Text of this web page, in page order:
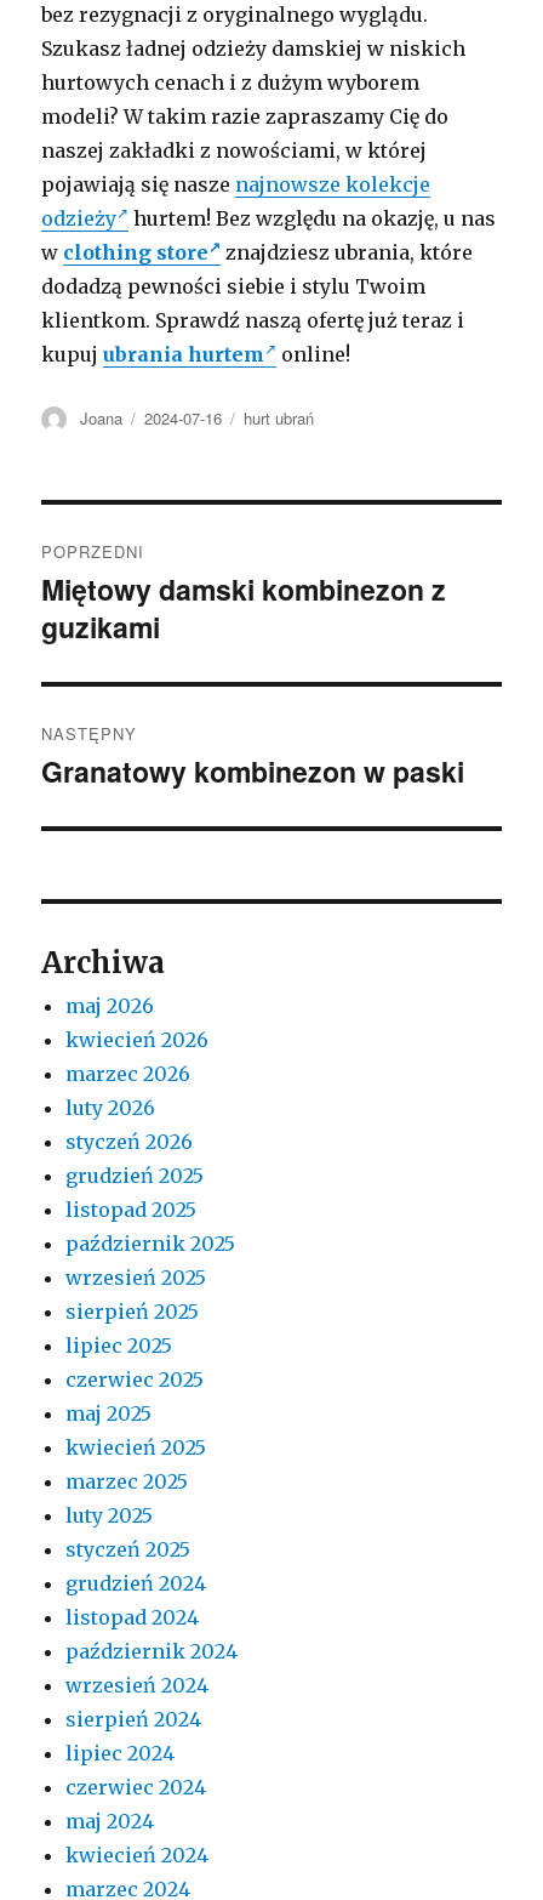
bez rezygnacji z oryginalnego wyglądu.
Szukasz ładnej odzieży damskiej w niskich
hurtowych cenach i z dużym wyborem
modeli? W takim razie zapraszamy Cię do
naszej zakładki z nowościami, w której
pojawiają się nasze najnowsze kolekcje
odzieży
hurtem! Bez względu na okazję, u nas
w clothing store
znajdziesz ubrania, które
dodadzą pewności siebie i stylu Twoim
klientkom. Sprawdź naszą ofertę już teraz i
kupujubrania hurtem online!
Autor
Joana Opublikowano
2024-07-16 Kategorie
hurt ubrań
wpisu
POPRZEDNI
Poprzedni
wpis:
Miętowy damski kombinezon z
guzikami
NASTĘPNY
Następny
Granatowy kombinezon w paski
Archiwa
maj 2026
kwiecień 2026
marzec 2026
luty 2026
styczeń 2026
grudzień 2025
listopad 2025
październik 2025
wrzesień 2025
sierpień 2025
lipiec 2025
czerwiec 2025
maj 2025
kwiecień 2025
marzec 2025
luty 2025
styczeń 2025
grudzień 2024
listopad 2024
październik 2024
wrzesień 2024
sierpień 2024
lipiec 2024
czerwiec 2024
maj 2024
kwiecień 2024
marzec 2024